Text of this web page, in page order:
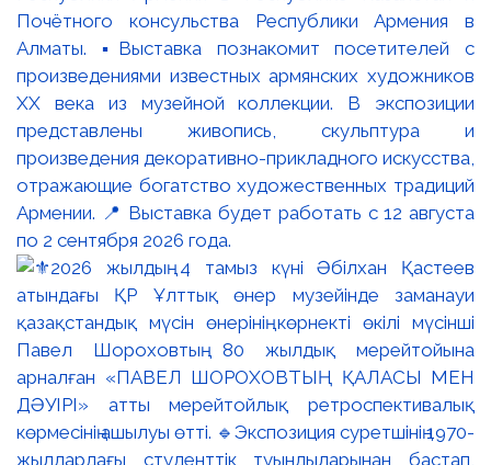
Почётного консульства Республики Армения в
Алматы. ▪️Выставка познакомит посетителей с
произведениями известных армянских художников
XX века из музейной коллекции. В экспозиции
представлены живопись, скульптура и
произведения декоративно-прикладного искусства,
отражающие богатство художественных традиций
Армении. 📍 Выставка будет работать с 12 августа
по 2 сентября 2026 года.